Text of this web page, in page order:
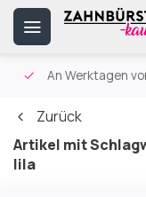
An Werktagen
Zurück
Artikel mit
lila